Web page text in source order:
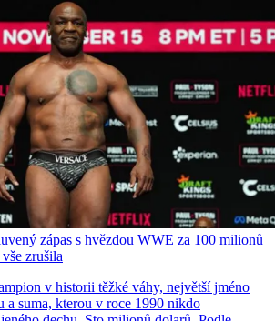
zápas s hvězdou WWE za 100 milionů
zrušila
v historii těžké váhy, největší jméno
a suma, kterou v roce 1990 nikdo